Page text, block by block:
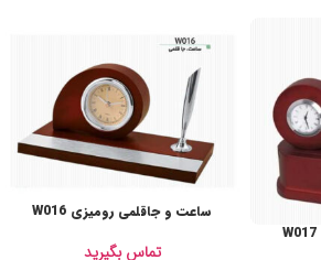
ساعت و جاقلمی رومیزی W016
تماس بگیرید